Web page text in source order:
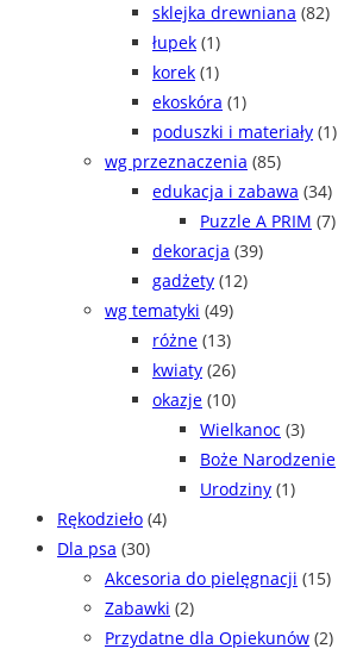
sklejka drewniana (82)
łupek (1)
korek (1)
ekoskóra (1)
poduszki i materiały (1)
wg przeznaczenia (85)
edukacja i zabawa (34)
Puzzle A PRIM (7)
dekoracja (39)
gadżety (12)
wg tematyki (49)
różne (13)
kwiaty (26)
okazje (10)
Wielkanoc (3)
Boże Narodzenie
Urodziny (1)
Rękodzieło (4)
Dla psa (30)
Akcesoria do pielęgnacji (15)
Zabawki (2)
Przydatne dla Opiekunów (2)